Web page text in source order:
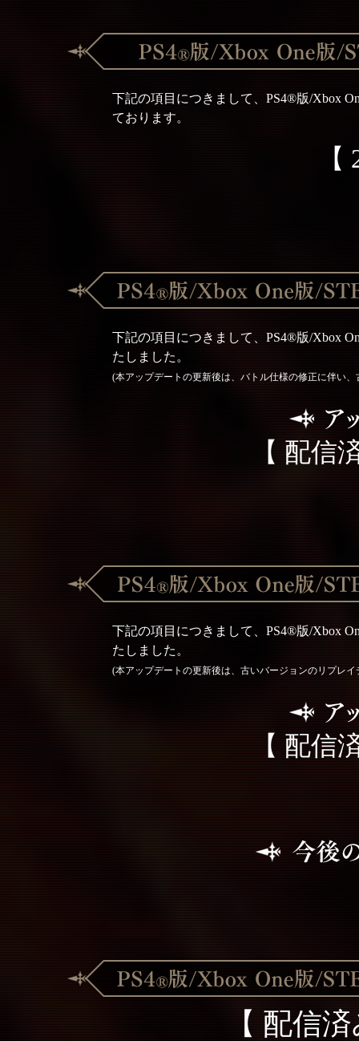
下記の項目につきまして、PS4®版/Xbox
ております。
下記の項目につきまして、PS4®版/Xbox
たしました。
(本アップデートの更新後は、バトル仕様の修正に伴い
【 配信
下記の項目につきまして、PS4®版/Xbox
たしました。
(本アップデートの更新後は、古いバージョンのリプレ
【 配信
【 配信